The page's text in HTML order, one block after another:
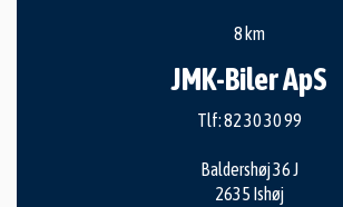
8 km
JMK-Biler ApS
Tlf:82 30 30 99
Baldershøj 36 J
2635 Ishøj